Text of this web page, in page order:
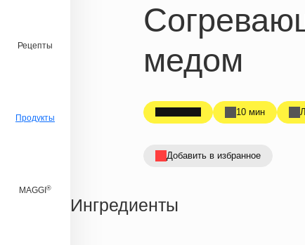
Рецепты
Продукты
MAGGI ®
медом
10 мин
Добавить в избранное
Ингредиенты